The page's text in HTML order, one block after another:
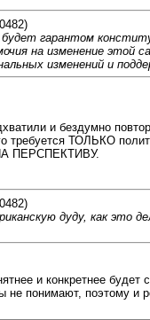
гарантом
на изменение этой
изменений и
и бездумно
требуется ТОЛЬКО
ПЕРСПЕКТИВУ.
дуду, как это
и конкретнее
не понимают, поэтому